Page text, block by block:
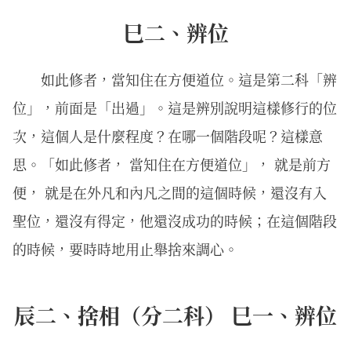
巳二、辨位
如此修者，當知住在方便道位。這是第二科「辨
位」，前面是「出過」。這是辨別說明這樣修行的位
次，這個人是什麼程度？在哪一個階段呢？這樣意
思。「如此修者， 當知住在方便道位」， 就是前方
便， 就是在外凡和內凡之間的這個時候，還沒有入
聖位，還沒有得定，他還沒成功的時候；在這個階段
的時候，要時時地用止舉捨來調心。
辰二、捨相（分二科） 巳一、辨位